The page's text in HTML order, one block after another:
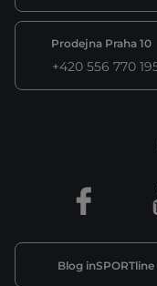
Prodejna Praha 10
+420 556 770
Blog inSPORTline
Facebook